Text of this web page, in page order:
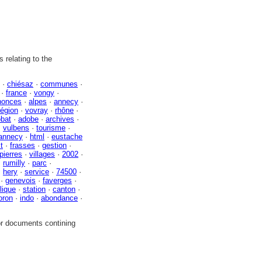
relating to the
· chiésaz · communes ·
france · vongy ·
· alpes · annecy ·
· vovray · rhône ·
· adobe · archives ·
vulbens · tourisme ·
· html · eustache
· frasses · gestion ·
pierres · villages · 2002 ·
rumilly · parc ·
hery · service · 74500 ·
genevois · faverges ·
· station · canton ·
· indo · abondance ·
documents contining